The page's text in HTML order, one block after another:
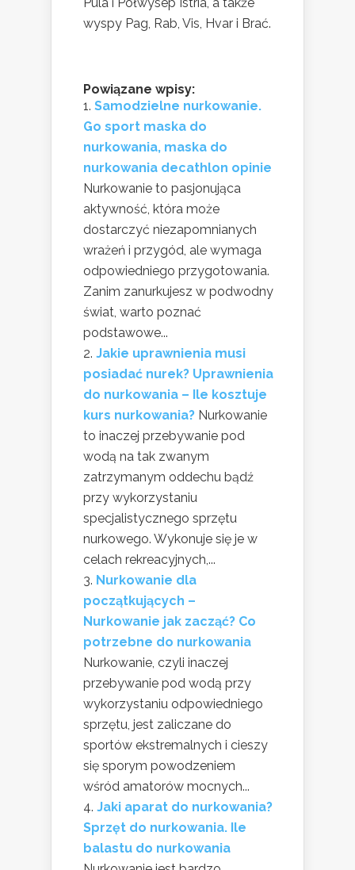
wyspy Pag, Rab, Vis, Hvar i Brać.
Powiązane wpisy:
Samodzielne nurkowanie.
Go sport maska do
nurkowania, maska do
nurkowania decathlon opinie
Nurkowanie to pasjonująca
aktywność, która może
dostarczyć niezapomnianych
wrażeń i przygód, ale wymaga
odpowiedniego przygotowania.
Zanim zanurkujesz w podwodny
świat, warto poznać
podstawowe...
Jakie uprawnienia musi
posiadać nurek? Uprawnienia
do nurkowania – Ile kosztuje
kurs nurkowania? Nurkowanie
to inaczej przebywanie pod
wodą na tak zwanym
zatrzymanym oddechu bądź
przy wykorzystaniu
specjalistycznego sprzętu
nurkowego. Wykonuje się je w
celach rekreacyjnych,...
Nurkowanie dla
początkujących –
Nurkowanie jak zacząć? Co
potrzebne do nurkowania
Nurkowanie, czyli inaczej
przebywanie pod wodą przy
wykorzystaniu odpowiedniego
sprzętu, jest zaliczane do
sportów ekstremalnych i cieszy
się sporym powodzeniem
wśród amatorów mocnych...
Jaki aparat do nurkowania?
Sprzęt do nurkowania. Ile
balastu do nurkowania